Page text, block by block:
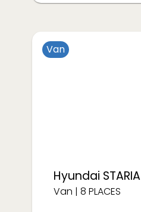
Van
Hyundai STARIA
Van | 8 PLACES